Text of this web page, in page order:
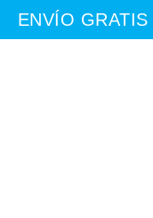
ENVÍO